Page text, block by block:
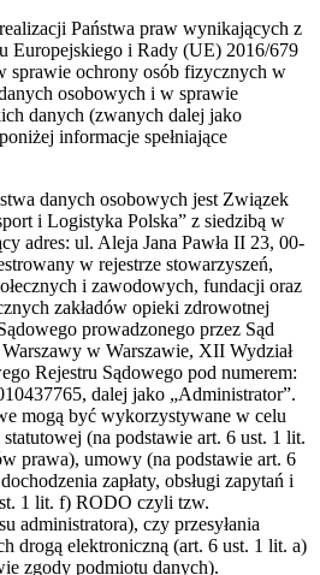
Państwa praw wynikających z
Europejskiego i Rady (UE) 2016/679
sprawie ochrony osób fizycznych w
osobowych i w sprawie
danych (zwanych dalej jako
informacje spełniające
danych osobowych jest Związek
i Logistyka Polska” z siedzibą w
adres: ul. Aleja Jana Pawła II 23, 00-
w rejestrze stowarzyszeń,
i zawodowych, fundacji oraz
zakładów opieki zdrowotnej
prowadzonego przez Sąd
w Warszawie, XII Wydział
Rejestru Sądowego pod numerem:
dalej jako „Administrator”.
mogą być wykorzystywane w celu
statutowej (na podstawie art. 6 ust. 1 lit.
prawa), umowy (na podstawie art. 6
zapłaty, obsługi zapytań i
1 lit. f) RODO czyli tzw.
administratora), czy przesyłania
drogą elektroniczną (art. 6 ust. 1 lit. a)
zgody podmiotu danych).